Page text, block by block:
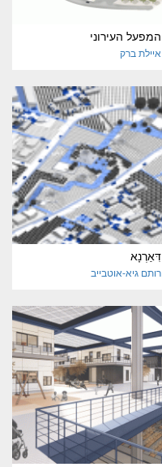
המפעל העירוני
איילת ברק
דִּאַרְנָא
רותם גיא-אוטבייב